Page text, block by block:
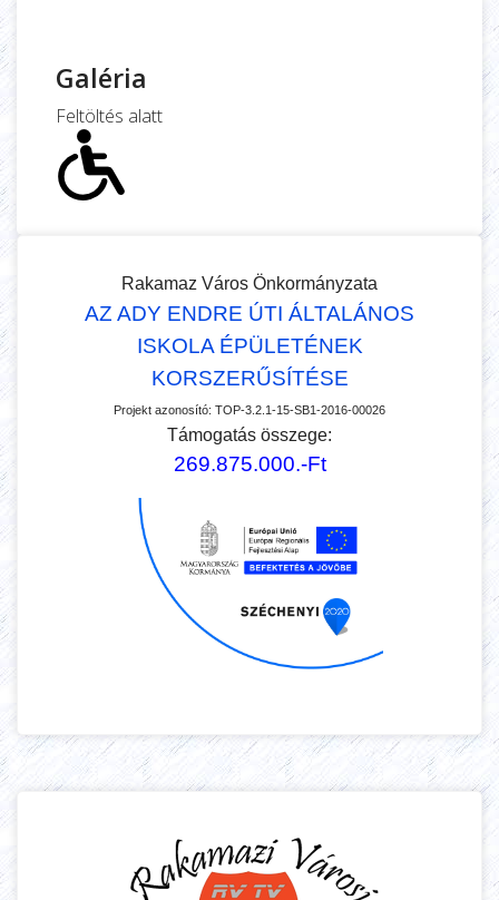
Galéria
Feltöltés alatt
Rakamaz Város Önkormányzata
AZ ADY ENDRE ÚTI ÁLTALÁNOS
ISKOLA ÉPÜLETÉNEK
KORSZERŰSÍTÉSE
Projekt azonosító: TOP-3.2.1-15-SB1-2016-00026
Támogatás összege:
269.875.000.-Ft